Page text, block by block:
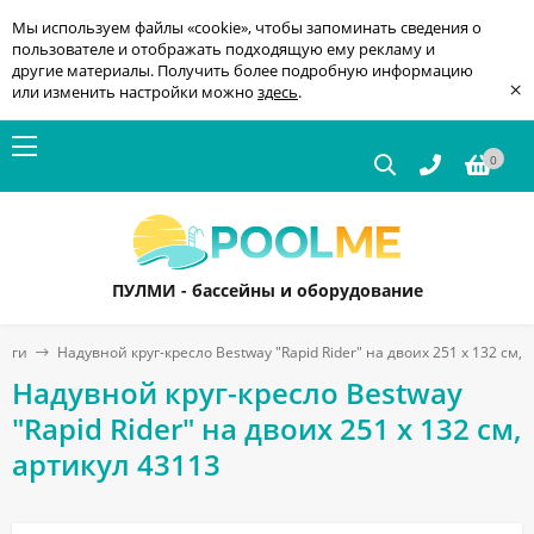
Мы используем файлы «cookie», чтобы запоминать сведения о
пользователе и отображать подходящую ему рекламу и
другие материалы. Получить более подробную информацию
или изменить настройки можно здесь. ×
0
ПУЛМИ - бассейны и оборудование
Надувной круг-кресло Bestway "Rapid Rider" на двоих 251 x 132 см,
Надувной круг-кресло Bestway
"Rapid Rider" на двоих 251 x 132 см,
артикул 43113